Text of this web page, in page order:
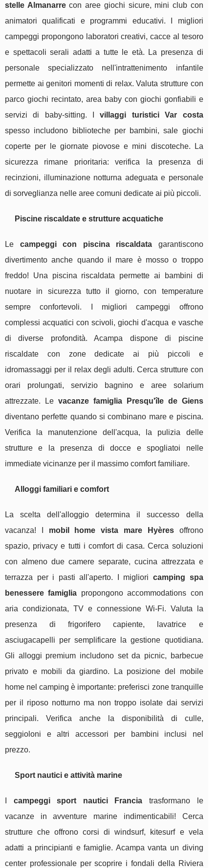
stelle Almanarrecon aree giochi sicure, mini club con
animatori qualificati e programmi educativi. I migliori
campeggi propongono laboratori creativi, cacce al tesoro
e spettacoli serali adatti a tutte le età. La presenza di
personale specializzato nell'intrattenimento infantile
permette ai genitori momenti di relax. Valuta strutture con
parco giochi recintato, area baby con giochi gonfiabili e
servizi di baby-sitting. Ivillaggi turistici Var costa
spesso includono biblioteche per bambini, sale giochi
coperte per le giornate piovose e mini discoteche. La
sicurezza rimane prioritaria: verifica la presenza di
recinzioni, illuminazione notturna adeguata e personale
di sorveglianza nelle aree comuni dedicate ai più piccoli.
Piscine riscaldate e strutture acquatiche
Le campeggi con piscina riscaldata garantiscono
divertimento anche quando il mare è mosso o troppo
freddo! Una piscina riscaldata permette ai bambini di
nuotare in sicurezza tutto il giorno, con temperature
sempre confortevoli. I migliori campeggi offrono
complessi acquatici con scivoli, giochi d'acqua e vasche
di diverse profondità. Acampa dispone di piscine
riscaldate con zone dedicate ai più piccoli e
idromassaggi per il relax degli adulti. Cerca strutture con
orari prolungati, servizio bagnino e aree solarium
attrezzate. Le vacanze famiglia Presqu'île de Giens
diventano perfette quando si combinano mare e piscina.
Verifica la manutenzione dell'acqua, la pulizia delle
strutture e la presenza di docce e spogliatoi nelle
immediate vicinanze per il massimo comfort familiare.
Alloggi familiari e comfort
La scelta dell'alloggio determina il successo della
vacanza! I mobil home vista mare Hyèresoffrono
spazio, privacy e tutti i comfort di casa. Cerca soluzioni
con almeno due camere separate, cucina attrezzata e
terrazza per i pasti all'aperto. I miglioricamping spa
benessere famiglia propongono accommodations con
aria condizionata, TV e connessione Wi-Fi. Valuta la
presenza di frigorifero capiente, lavatrice e
asciugacapelli per semplificare la gestione quotidiana.
Gli alloggi premium includono set da picnic, barbecue
privato e mobili da giardino. La posizione del mobile
home nel camping è importante: preferisci zone tranquille
per il riposo notturno ma non troppo isolate dai servizi
principali. Verifica anche la disponibilità di culle,
seggioloni e altri accessori per bambini inclusi nel
prezzo.
Sport nautici e attività marine
campeggi sport nautici Francia trasformano le
vacanze in avventure marine indimenticabili! Cerca
strutture che offrono corsi di windsurf, kitesurf e vela
adatti a principianti e famiglie. Acampa vanta un diving
center professionale per scoprire i fondali della Riviera